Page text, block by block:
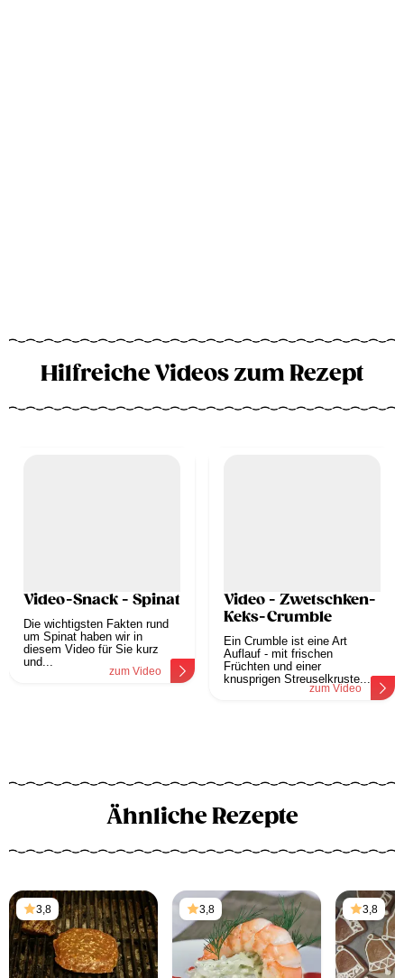
Hilfreiche Videos zum Rezept
Video-Snack - Spinat
Die wichtigsten Fakten rund
um Spinat haben wir in
diesem Video für Sie kurz
und...
zum Video
Video - Zwetschken-
Keks-Crumble
Ein Crumble ist eine Art
Auflauf - mit frischen
Früchten und einer
knusprigen Streuselkruste....
zum Video
Ähnliche Rezepte
3,8 3,8 3,8